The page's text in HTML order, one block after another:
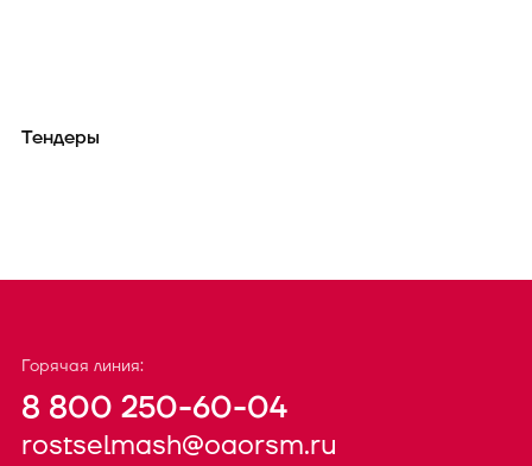
Тендеры
Горячая линия:
8 800 250-60-04
rostselmash@oaorsm.ru